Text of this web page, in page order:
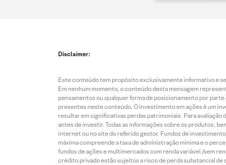
Disclaimer:
Este conteúdo tem propósito exclusivamente informativo e
Em nenhum momento, o conteúdo desta mensagem
pensamentos ou qualquer forma de posicionamento por
presentes neste conteúdo. O investimento em ações é um
resultar em significativas perdas patrimoniais. Para avaliação
antes de investir. Todas as informações sobre os produtos,
internet ou no site do referido gestor. Fundos de
máxima compreende a taxa de administração mínima e o
fundos de ações e multimercados com renda variável /sem
crédito privado estão sujeitos a risco de perda substancial